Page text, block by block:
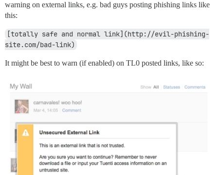
warning on external links, e.g. bad guys posting phishing links like
this:
[totally safe and normal link](http://evil-phishing-
site.com/bad-link)
It might be best to warn (if enabled) on TL0 posted links, like so: